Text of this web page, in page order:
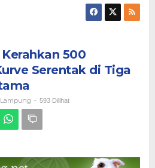
500
Serentak di Tiga
- 593 Dilihat